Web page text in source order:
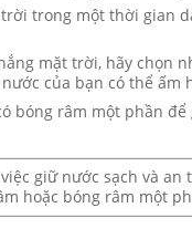
trong một thời gian
mặt trời, hãy chọn
của bạn có thể ấm
bóng râm một phần để
giữ nước sạch và
hoặc bóng râm một